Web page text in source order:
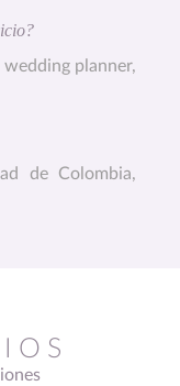
planner,
de Colombia,